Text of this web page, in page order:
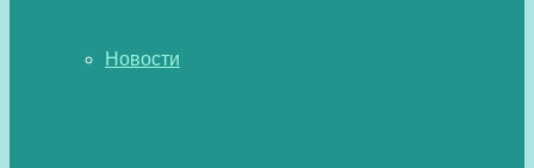
Новости